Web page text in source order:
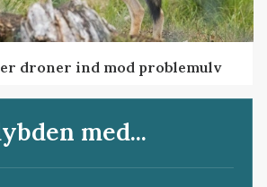
droner ind mod problemulv
med...